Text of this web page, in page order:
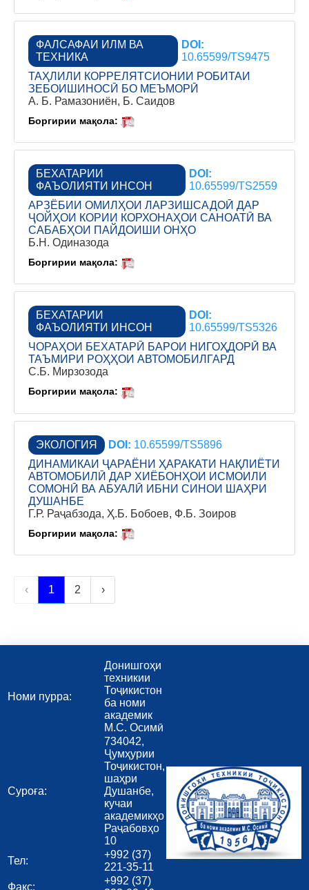
ФАЛСАФАИ ИЛМ ВА
ТЕХНИКА
DOI:
10.65599/TS9475
ТАҲЛИЛИ КОРРЕЛЯТСИОНИИ РОБИТАИ
ЗЕБОИШИНОСӢ БО МЕЪМОРӢ
А. Б. Рамазониён, Б. Саидов
Боргирии мақола:
БЕХАТАРИИ
ФАЪОЛИЯТИ ИНСОН
DOI:
10.65599/TS2559
АРЗЁБИИ ОМИЛҲОИ ЛАРЗИШСАДОӢ ДАР
ҶОЙҲОИ КОРИИ КОРХОНАҲОИ САНОАТӢ ВА
САБАБҲОИ ПАЙДОИШИ ОНҲО
Б.Н. Одиназода
Боргирии мақола:
БЕХАТАРИИ
ФАЪОЛИЯТИ ИНСОН
DOI:
10.65599/TS5326
ЧОРАҲОИ БЕХАТАРӢ БАРОИ НИГОҲДОРӢ ВА
ТАЪМИРИ РОҲҲОИ АВТОМОБИЛГАРД
С.Б. Мирзозода
Боргирии мақола:
ЭКОЛОГИЯ DOI: 10.65599/TS5896
ДИНАМИКАИ ҶАРАЁНИ ҲАРАКАТИ НАҚЛИЁТИ
АВТОМОБИЛӢ ДАР ХИЁБОНҲОИ ИСМОИЛИ
СОМОНӢ ВА АБУАЛӢ ИБНИ СИНОИ ШАҲРИ
ДУШАНБЕ
Г.Р. Раҷабзода, Ҳ.Б. Бобоев, Ф.Б. Зоиров
Боргирии мақола:
‹ 1 2 ›
Номи пурра:
Донишгоҳи
техникии
Тоҷикистон
ба номи
академик
М.С. Осимӣ
Суроға:
734042,
Ҷумҳурии
Тоҷикистон,
шаҳри
Душанбе,
кучаи
академикҳо
Раҷабовҳо
10
Тел:
+992 (37)
221-35-11
Факс:
+992 (37)